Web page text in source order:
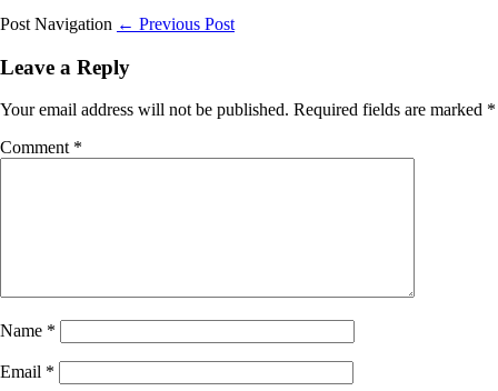
Post Navigation ← Previous Post
Leave a Reply
Your email address will not be published. Required fields are marked *
Comment *
Name *
Email *